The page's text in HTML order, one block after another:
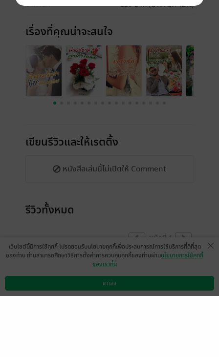
ราคาปก 120 บาท (ประหยัด 42%)
เรื่องที่คุณน่าจะสนใจ
เขียนรีวิวและให้เรตติ้ง
หนังสือเล่มนี้ไม่เปิดให้ Comment
รีวิวทั้งหมด
หน้าที่ 1
งดแสดงความคิดเห็นในขณะนี้
(ข้อความอัตโนมัติจากระบบ)
ดาวน์โหลดแอป วิธีการใช้งาน ติดต่อเรา
เว็บไซต์นี้มีการใช้คุกกี้ โปรดยอมรับนโยบายคุกกี้เพื่อประสบการณ์การใช้บริการที่ดีที่สุด
ของท่าน ท่านสามารถศึกษาวิธีการตั้งค่าการควบคุมคุกกี้ของท่านผ่านนโยบายการใช้คุกกี้
ของเราที่นี่
ตกลง